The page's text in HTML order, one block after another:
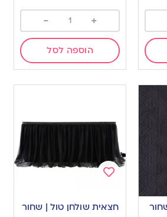
+
-
הוספה לסל
to
חצאית שולחן טול | שחור